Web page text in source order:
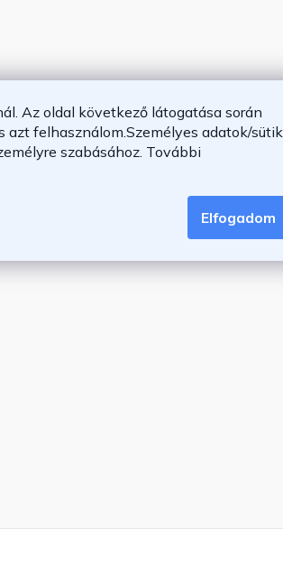
Az oldal következő látogatása során
azt felhasználom.Személyes adatok/sütik
szabásához. További
Elfogadom